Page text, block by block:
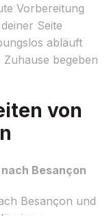
Vorbereitung
Seite
abläuft
begeben
von
Besançon
Besançon und